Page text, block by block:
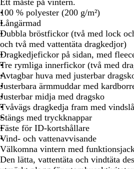
Ett måste på vintern.
100 % polyester (200 g/m²)
Långärmad
Dubbla bröstfickor (två med lock
och två med vattentäta dragkedjor)
Dragkedjefickor på sidan, med
Tre rymliga innerfickor (två med
Avtagbar huva med justerbar
Justerbara ärmmuddar med
Justerbar midja med dragsko
Tvåvägs dragkedja fram med vindslå
Stängs med tryckknappar
Fäste för ID-kortshållare
Vind- och vattenavvisande
Välkomna vintern med
Den lätta, vattentäta och vindtäta